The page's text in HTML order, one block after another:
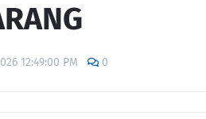
12:49:00 PM 0